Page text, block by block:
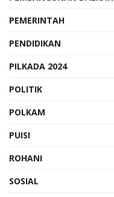
PEMERINTAH
PENDIDIKAN
PILKADA 2024
POLITIK
POLKAM
PUISI
ROHANI
SOSIAL